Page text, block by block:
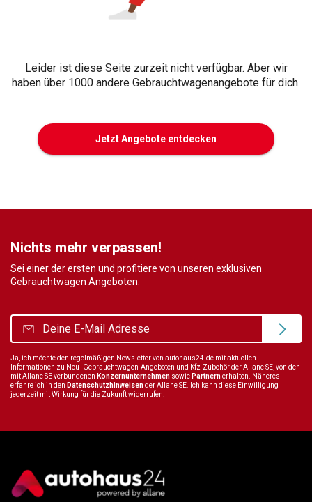
Leider ist diese Seite zurzeit nicht verfügbar. Aber wir
haben über 1000 andere Gebrauchtwagenangebote für dich.
Jetzt Angebote entdecken
Nichts mehr verpassen!
Sei einer der ersten und profitiere von unseren exklusiven
Gebrauchtwagen Angeboten.
Ja, ich möchte den regelmäßigen Newsletter von autohaus24.de mit aktuellen
Informationen zu Neu- Gebrauchtwagen-Angeboten und Kfz-Zubehör der Allane SE, von den
mit Allane SE verbundenen Konzernunternehmen sowie Partnernerhalten. Näheres
erfahre ich in den Datenschutzhinweisender Allane SE. Ich kann diese Einwilligung
jederzeit mit Wirkung für die Zukunft widerrufen.